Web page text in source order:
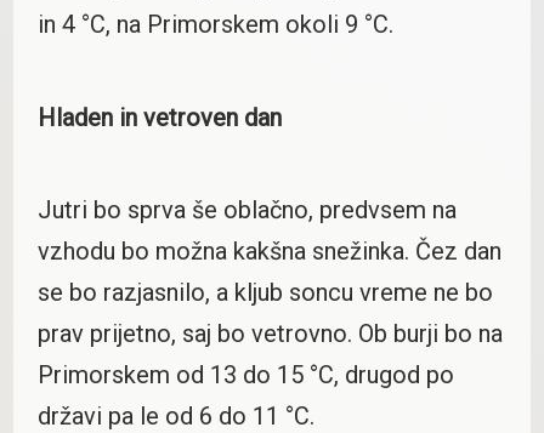
in 4 °C, na Primorskem okoli 9 °C.
Hladen in vetroven dan
Jutri bo sprva še oblačno, predvsem na
vzhodu bo možna kakšna snežinka. Čez dan
se bo razjasnilo, a kljub soncu vreme ne bo
prav prijetno, saj bo vetrovno. Ob burji bo na
Primorskem od 13 do 15 °C, drugod po
državi pa le od 6 do 11 °C.